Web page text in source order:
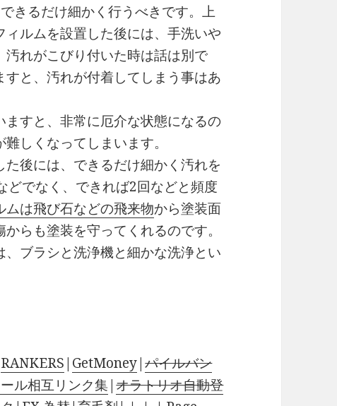
きるだけ細かく行うべきです。上
ルムを設置した後には、手洗いや
れがこびり付いた時は話は別で
と、汚れが付着してしまう事はあ
すと、非常に厄介な状態になるの
しくなってしまいます。
後には、できるだけ細かく汚れを
でなく、できれば2回などと頻度
ムは飛び石などの飛来物から塗装面
らも塗装を守ってくれるのです。
ブラシと洗浄機と細かな洗浄とい
RANKERS| GetMoney|パイルバン
ル相互リンク集|オラトリオ自動登